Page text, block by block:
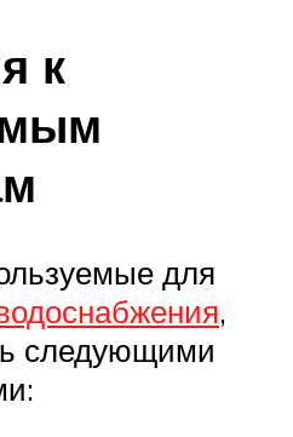
к
для
,
следующими